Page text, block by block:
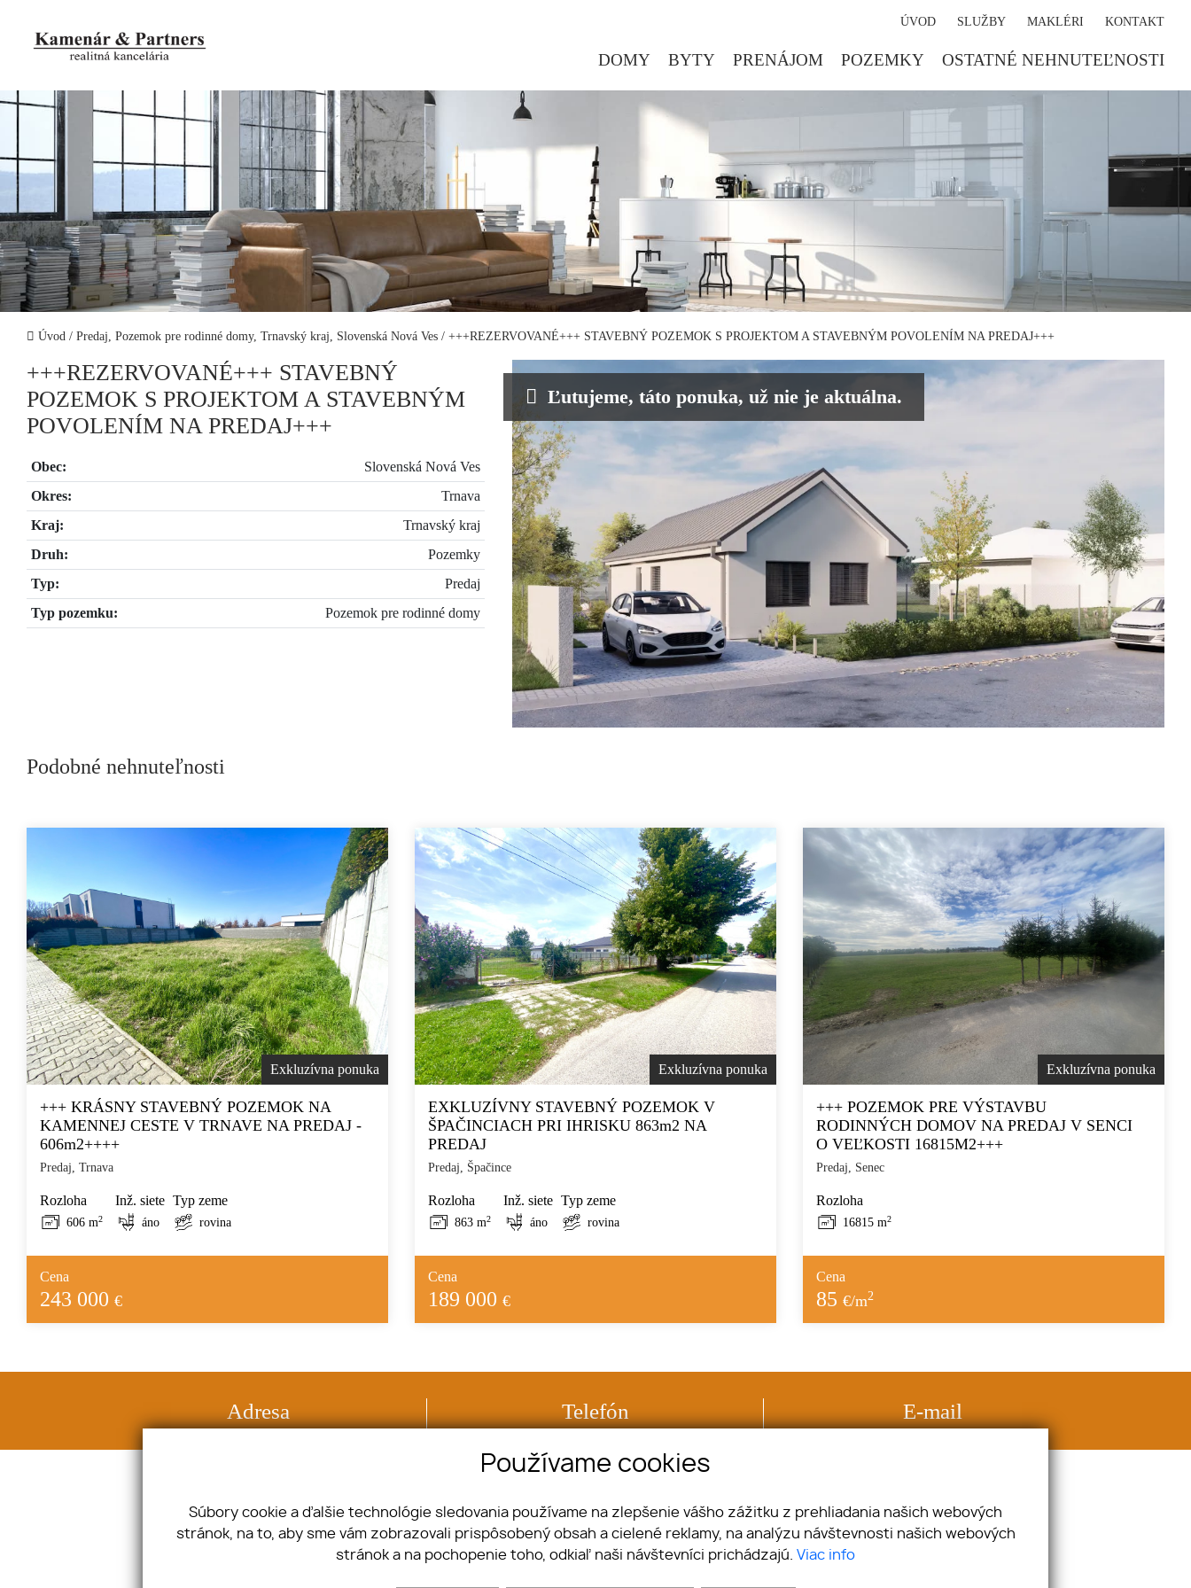
ÚVOD SLUŽBY MAKLÉRI KONTAKT
DOMY BYTY PRENÁJOM POZEMKY OSTATNÉ NEHNUTEĽNOSTI
Úvod / Predaj, Pozemok pre rodinné domy, Trnavský kraj, Slovenská Nová Ves / +++REZERVOVANÉ+++ STAVEBNÝ POZEMOK S PROJEKTOM A STAVEBNÝM POVOLENÍM NA PREDAJ+++
+++REZERVOVANÉ+++ STAVEBNÝ
POZEMOK S PROJEKTOM A STAVEBNÝM
POVOLENÍM NA PREDAJ+++
Obec:
Slovenská Nová Ves
Okres:
Trnava
Kraj:
Trnavský kraj
Druh:
Pozemky
Typ:
Predaj
Typ pozemku:
Pozemok pre rodinné domy
Ľutujeme, táto ponuka, už nie je aktuálna.
Podobné nehnuteľnosti
Exkluzívna ponuka
+++ KRÁSNY STAVEBNÝ POZEMOK NA
KAMENNEJ CESTE V TRNAVE NA PREDAJ -
606m2++++
Predaj, Trnava
Rozloha
606 m2
Inž. siete
áno
Typ zeme
rovina
Cena
243 000 €
Exkluzívna ponuka
EXKLUZÍVNY STAVEBNÝ POZEMOK V
ŠPAČINCIACH PRI IHRISKU 863m2 NA
PREDAJ
Predaj, Špačince
Rozloha
863 m2
Inž. siete
áno
Typ zeme
rovina
Cena
189 000 €
Exkluzívna ponuka
+++ POZEMOK PRE VÝSTAVBU
RODINNÝCH DOMOV NA PREDAJ V SENCI
O VEĽKOSTI 16815M2+++
Predaj, Senec
Rozloha
16815 m2
Cena
85 €/m2
Adresa Telefón E-mail
Blog
Nehnuteľnosti
Komerčné objekty
Používame cookies
Súbory cookie a ďalšie technológie sledovania používame na zlepšenie vášho zážitku z prehliadania našich webových
stránok, na to, aby sme vám zobrazovali prispôsobený obsah a cielené reklamy, na analýzu návštevnosti našich webových
stránok a na pochopenie toho, odkiaľ naši návštevníci prichádzajú. Viac info